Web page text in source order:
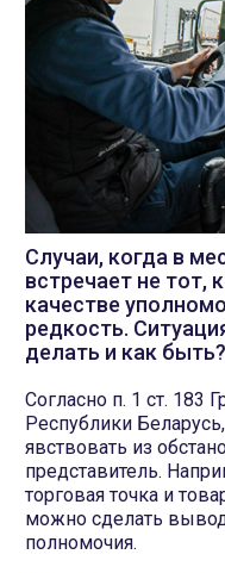
Случаи, когда в
встречает не тот,
качестве
редкость.
делать и как быть?
Согласно п. 1 ст. 183
Республики
явствовать из
представитель.
торговая точка и
можно сделать
полномочия.